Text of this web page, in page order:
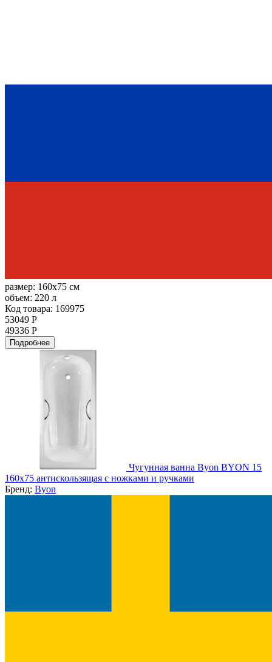
размер: 160x75 см
объем: 220 л
Код товара: 169975
53049 Р
49336 Р
Подробнее
Чугунная ванна Byon BYON 15
160x75 антискользящая с ножками и ручками
Бренд: Byon